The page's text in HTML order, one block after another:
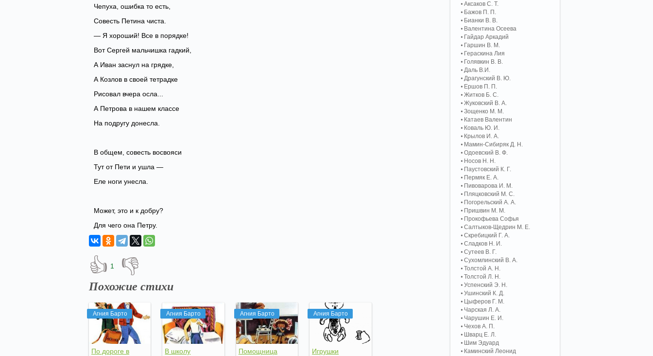
Чепуха, ошибка то есть,
Совесть Петина чиста.
— Я хороший! Все в порядке!
Вот Сергей мальчишка гадкий,
А Иван заснул на грядке,
А Козлов в своей тетрадке
Рисовал вчера осла...
А Петрова в нашем классе
На подругу донесла.
В общем, совесть восвояси
Тут от Пети и ушла —
Еле ноги унесла.
Может, это и к добру?
Для чего она Петру.
👍 1 👎
Похожие стихи
Агния Барто
По дороге в
Агния Барто
В школу
Агния Барто
Помощница
Агния Барто
Игрушки
Аксаков С. Т.
Бажов П. П.
Бианки В. В.
Валентина Осеева
Гайдар Аркадий
Гаршин В. М.
Гераскина Лия
Голявкин В. В.
Даль В.И.
Драгунский В. Ю.
Ершов П. П.
Житков Б. С.
Жуковский В. А.
Зощенко М. М.
Катаев Валентин
Коваль Ю. И.
Крылов И. А.
Мамин-Сибиряк Д. Н.
Одоевский В. Ф.
Носов Н. Н.
Паустовский К. Г.
Пермяк Е. А.
Пивоварова И. М.
Пляцковский М. С.
Погорельский А. A.
Пришвин М. М.
Прокофьева Софья
Салтыков-Щедрин М. Е.
Скребицкий Г. А.
Сладков Н. И.
Сутеев В. Г.
Сухомлинский В. А.
Толстой А. Н.
Толстой Л. Н.
Успенский Э. Н.
Ушинский К. Д.
Цыферов Г. М.
Чарская Л. А.
Чарушин Е. И.
Чехов А. П.
Шварц Е. Л.
Шим Эдуард
Каминский Леонид